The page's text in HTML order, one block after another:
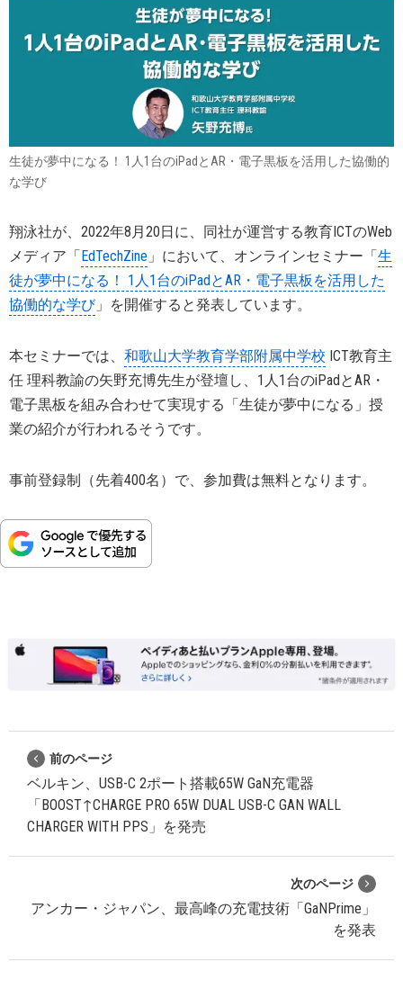
生徒が夢中になる！ 1人1台のiPadとAR・電子黒板を活用した協働的
な学び
翔泳社が、2022年8月20日に、同社が運営する教育ICTのWeb
メディア「EdTechZine 」において、オンラインセミナー「生
徒が夢中になる！ 1人1台のiPadとAR・電子黒板を活用した
協働的な学び」を開催すると発表しています。
本セミナーでは、 和歌山大学教育学部附属中学校 ICT教育主
任 理科教諭の矢野充博先生が登壇し、1人1台のiPadとAR・
電子黒板を組み合わせて実現する「生徒が夢中になる」授
業の紹介が行われるそうです。
事前登録制（先着400名）で、参加費は無料となります。
前のページ
ベルキン、USB-C 2ポート搭載65W GaN充電器
「BOOST↑CHARGE PRO 65W DUAL USB-C GAN WALL
CHARGER WITH PPS」を発売
次のページ
アンカー・ジャパン、最高峰の充電技術「GaNPrime」
を発表